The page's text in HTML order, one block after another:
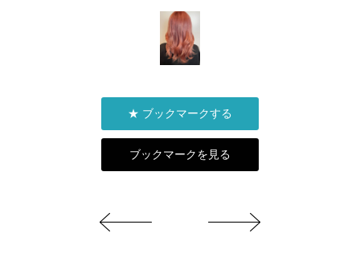
★ ブックマークする
ブックマークを見る